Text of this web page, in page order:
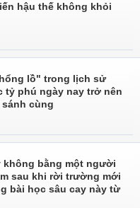
hậu thế không khỏi
lồ" trong lịch sử
tỷ phú ngày nay trở nên
cùng
không bằng một người
sau khi rời trường mới
bài học sâu cay này từ